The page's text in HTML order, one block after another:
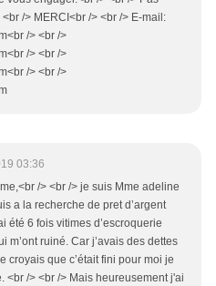
/> MERCI<br /> <br /> E-mail:
/> <br />
/> <br />
/> <br />
03:36
/> <br /> je suis Mme adeline
a la recherche de pret d’argent
été 6 fois vitimes d’escroquerie
m’ont ruiné. Car j’avais des dettes
croyais que c’était fini pour moi je
<br /> <br /> Mais heureusement j'ai